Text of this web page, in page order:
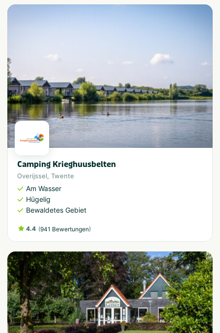
Camping Krieghuusbelten
Overijssel, Twente
Am Wasser
Hügelig
Bewaldetes Gebiet
4.4 (941 Bewertungen)